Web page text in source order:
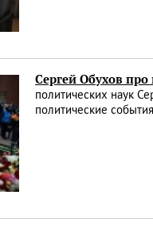
Сергей Обухов
политических наук
политические